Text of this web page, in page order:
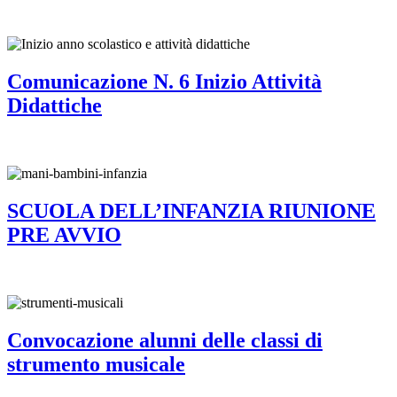
Comunicazione N. 6 Inizio Attività
Didattiche
SCUOLA DELL’INFANZIA RIUNIONE
PRE AVVIO
Convocazione alunni delle classi di
strumento musicale